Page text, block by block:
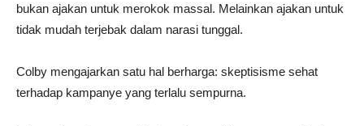
bukan ajakan untuk merokok massal. Melainkan ajakan untuk
tidak mudah terjebak dalam narasi tunggal.
Colby mengajarkan satu hal berharga: skeptisisme sehat
terhadap kampanye yang terlalu sempurna.